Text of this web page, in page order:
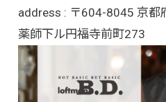
address : 〒604-8045 京都
薬師下ル円福寺前町273